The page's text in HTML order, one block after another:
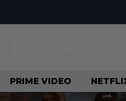
PRIME VIDEO